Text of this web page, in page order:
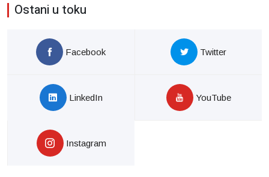
Ostani u toku
Facebook Twitter
LinkedIn YouTube
Instagram